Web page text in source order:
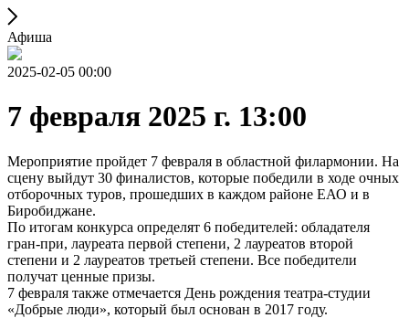
Афиша
2025-02-05 00:00
7 февраля 2025 г. 13:00
Мероприятие пройдет 7 февраля в областной филармонии. На
сцену выйдут 30 финалистов, которые победили в ходе очных
отборочных туров, прошедших в каждом районе ЕАО и в
Биробиджане.
По итогам конкурса определят 6 победителей: обладателя
гран-при, лауреата первой степени, 2 лауреатов второй
степени и 2 лауреатов третьей степени. Все победители
получат ценные призы.
7 февраля также отмечается День рождения театра-студии
«Добрые люди», который был основан в 2017 году.